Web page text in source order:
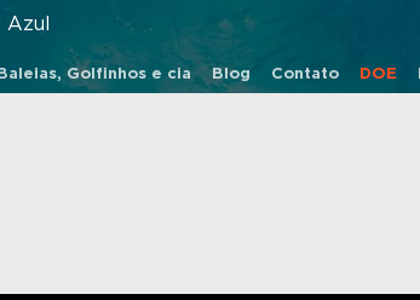
Baleias, Golfinhos e cia Blog Contato DOE